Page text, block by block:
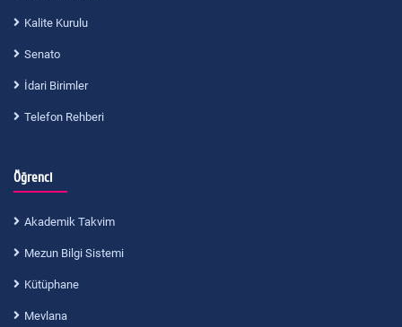
Kalite Kurulu
Senato
İdari Birimler
Telefon Rehberi
Öğrenci
Akademik Takvim
Mezun Bilgi Sistemi
Kütüphane
Mevlana